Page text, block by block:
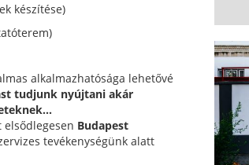
készítése)
alkalmazhatósága lehetővé
tudjunk nyújtani akár
elsődlegesen Budapest
tevékenységünk alatt